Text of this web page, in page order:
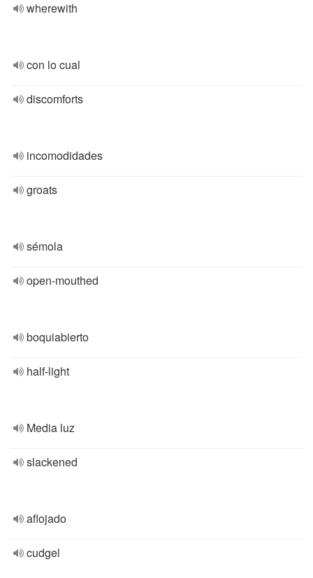
wherewith
con lo cual
discomforts
incomodidades
groats
sémola
open-mouthed
boquiabierto
half-light
Media luz
slackened
aflojado
cudgel